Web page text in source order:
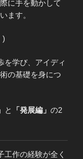
に手を動かして
ます。
)
を学び、アイディ
の基礎を身につ
と 「発展編」 の2
工作の経験が全く